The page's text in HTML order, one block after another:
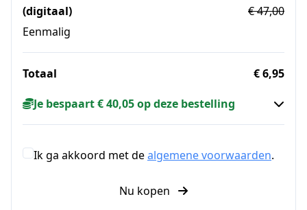
(digitaal)
Eenmalig
€ 47,00
Totaal
€ 6,95
Je bespaart € 40,05 op deze bestelling
Ik ga akkoord met dealgemene voorwaarden.
Nu kopen